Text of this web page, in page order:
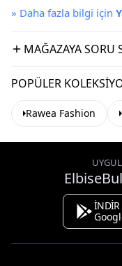
» Daha fazla bilgi için
MAĞAZAYA SORU
POPÜLER
Rawea Fashion
İNDİR